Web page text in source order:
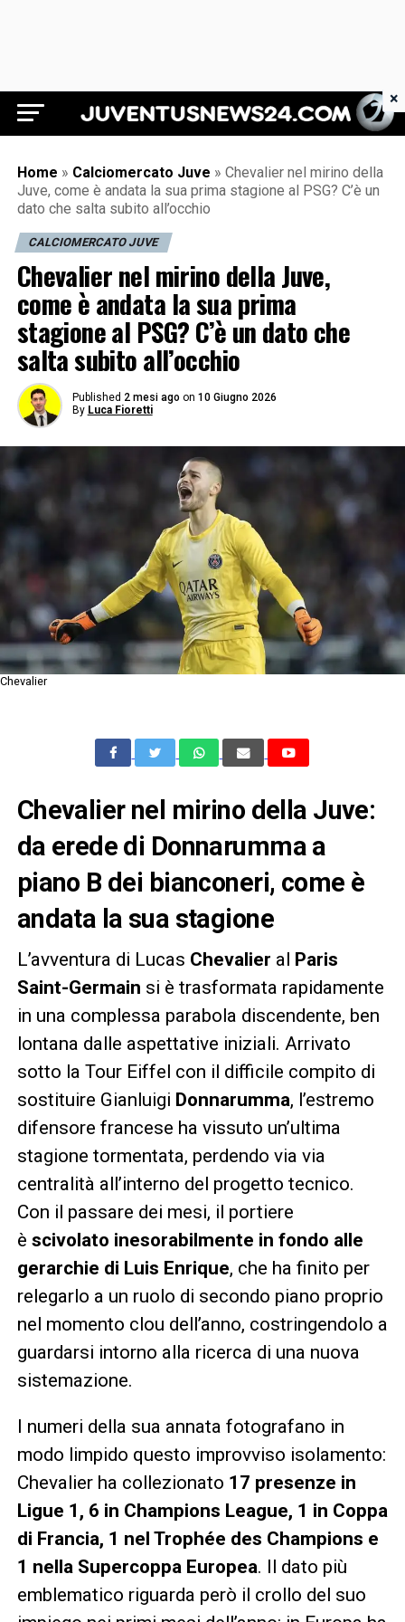
Juventus News 24
Home » Calciomercato Juve » Chevalier nel mirino della
Juve, come è andata la sua prima stagione al PSG? C’è un
dato che salta subito all’occhio
CALCIOMERCATO JUVE
Chevalier nel mirino della Juve,
come è andata la sua prima
stagione al PSG? C’è un dato che
salta subito all’occhio
Published 2 mesi ago on 10 Giugno 2026
By Luca Fioretti
Chevalier
Chevalier nel mirino della Juve:
da erede di Donnarumma a
piano B dei bianconeri, come è
andata la sua stagione
L’avventura di Lucas Chevalier al Paris
Saint-Germain si è trasformata rapidamente
in una complessa parabola discendente, ben
lontana dalle aspettative iniziali. Arrivato
sotto la Tour Eiffel con il difficile compito di
sostituire Gianluigi Donnarumma, l’estremo
difensore francese ha vissuto un’ultima
stagione tormentata, perdendo via via
centralità all’interno del progetto tecnico.
Con il passare dei mesi, il portiere
è scivolato inesorabilmente in fondo alle
gerarchie di Luis Enrique, che ha finito per
relegarlo a un ruolo di secondo piano proprio
nel momento clou dell’anno, costringendolo a
guardarsi intorno alla ricerca di una nuova
sistemazione.
I numeri della sua annata fotografano in
modo limpido questo improvviso isolamento:
Chevalier ha collezionato 17 presenze in
Ligue 1, 6 in Champions League, 1 in Coppa
di Francia, 1 nel Trophée des Champions e
1 nella Supercoppa Europea. Il dato più
emblematico riguarda però il crollo del suo
×